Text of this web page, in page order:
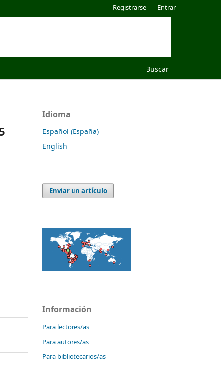
Buscar
Registrarse Entrar
Idioma
Español (España)
English
Enviar un artículo
Información
Para lectores/as
Para autores/as
Para bibliotecarios/as